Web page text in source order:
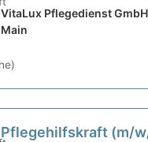
in Teilzeit (20-30
– Werden Sie Teil
VitaLux Pflegedienst
Main
Pflegehilfskraft (m/